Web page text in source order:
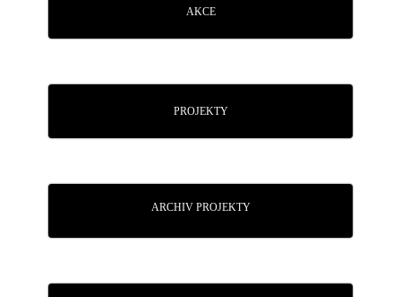
AKCE
PROJEKTY
ARCHIV PROJEKTY